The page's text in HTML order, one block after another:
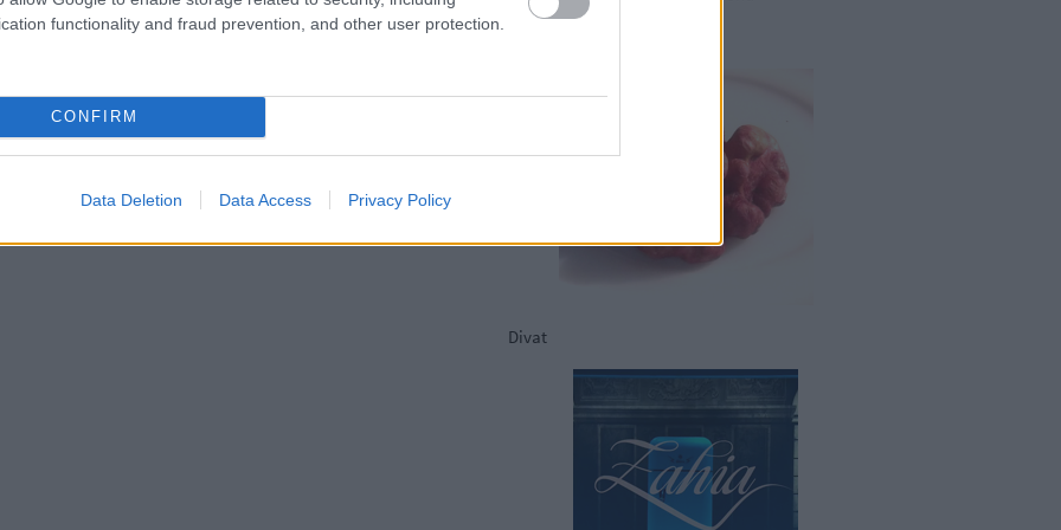
functionality and fraud prevention, and other user protection.
CONFIRM
Data Deletion Data Access Privacy Policy
Divat